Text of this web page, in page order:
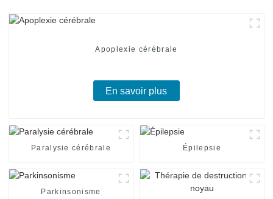
Apoplexie cérébrale
En savoir plus
Paralysie cérébrale Épilepsie
Parkinsonisme